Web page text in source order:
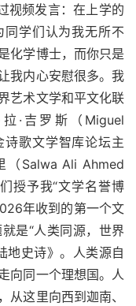
视频发言：在上学的
同学们认为我无所不
化学博士，而你只是
我内心安慰很多。我
艺术文学和平文化联
·吉罗斯（ Miguel
诗歌文学智库论坛主
（ Salwa Ali Ahmed
授予我“文学名誉博
年收到的第一个文
是“人类同源，世界
地史诗》。人类源自
向同一个理想国。人
从这里向西到迦南、